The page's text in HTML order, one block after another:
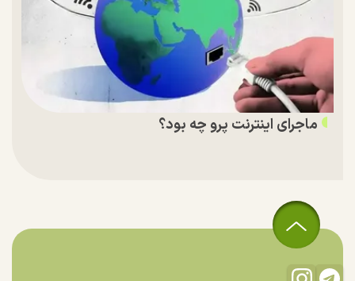
ماجرای اینترنت پرو چه بود؟